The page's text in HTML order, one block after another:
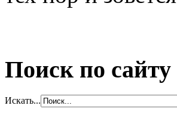
Поиск по сайту
Искать...